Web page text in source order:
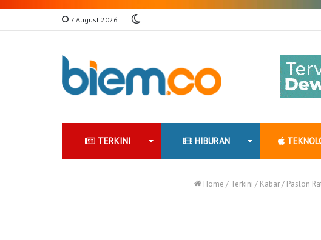
7 August 2026
TERKINI HIBURAN
Home / Terkini / Kabar/ Paslon